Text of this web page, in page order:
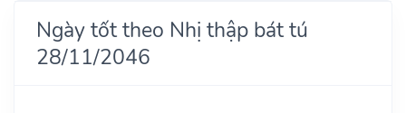
Ngày tốt theo Nhị thập bát tú
28/11/2046